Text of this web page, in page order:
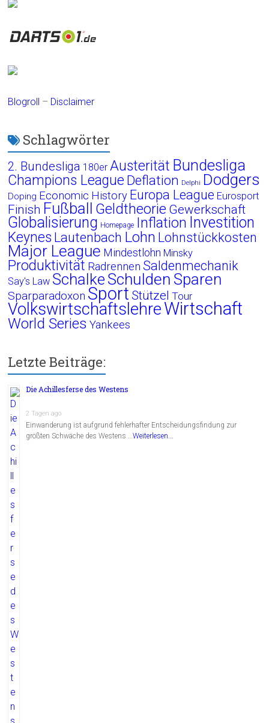
Blogroll – Disclaimer
Schlagwörter
2. Bundesliga 180er Austerität Bundesliga
Champions League Deflation Delphi Dodgers
Doping Economic History Europa League Eurosport
Finish Fußball Geldtheorie Gewerkschaft
Globalisierung Homepage Inflation Investition
Keynes Lautenbach Lohn Lohnstückkosten
Major League Mindestlohn Minsky
Produktivität Radrennen Saldenmechanik
Say's Law Schalke Schulden Sparen
Sparparadoxon Sport Stützel Tour
VolkswirtschaftslehreWirtschaft
World Series Yankees
Letzte Beiträge:
Die Achillesferse des Westens
2 Tagen ago
Einwanderung ist aufgrund fehlerhafter Entscheidungsfindung zur
größten Schwäche des Westens …Weiterlesen...